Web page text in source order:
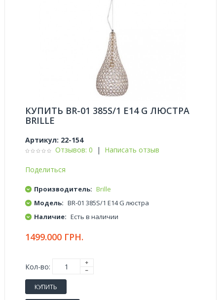
КУПИТЬ BR-01 385S/1 E14 G ЛЮСТРА
BRILLE
Артикул: 22-154
Отзывов: 0 | Написать отзыв
Поделиться
Производитель: Brille
Модель: BR-01 385S/1 E14 G люстра
Наличие: Есть в наличии
1499.000 ГРН.
Кол-во:
КУПИТЬ